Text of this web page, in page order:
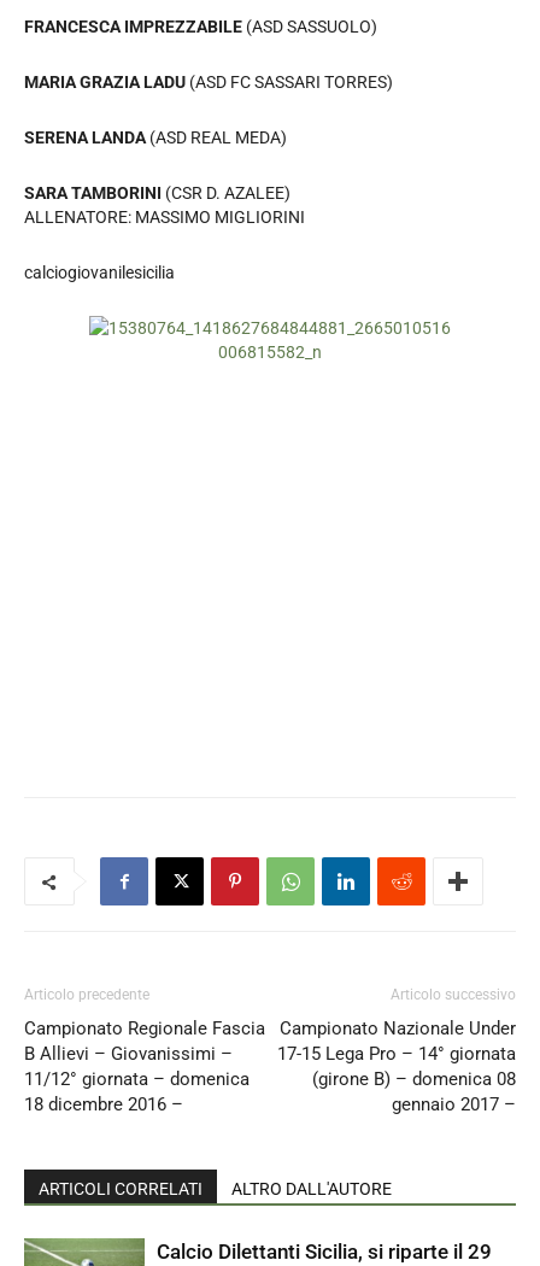
FRANCESCA IMPREZZABILE (ASD SASSUOLO)
MARIA GRAZIA LADU (ASD FC SASSARI TORRES)
SERENA LANDA (ASD REAL MEDA)
SARA TAMBORINI (CSR D. AZALEE)
ALLENATORE: MASSIMO MIGLIORINI
calciogiovanilesicilia
Articolo precedente
Campionato Regionale Fascia
B Allievi – Giovanissimi –
11/12° giornata – domenica
18 dicembre 2016 –
Articolo successivo
Campionato Nazionale Under
17-15 Lega Pro – 14° giornata
(girone B) – domenica 08
gennaio 2017 –
ARTICOLI CORRELATI ALTRO DALL'AUTORE
Calcio Dilettanti Sicilia, si riparte il 29